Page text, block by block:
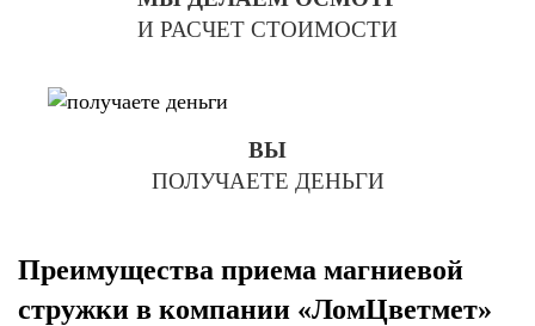
И РАСЧЕТ СТОИМОСТИ
ВЫ
ПОЛУЧАЕТЕ ДЕНЬГИ
Преимущества приема магниевой
стружки в компании «ЛомЦветмет»